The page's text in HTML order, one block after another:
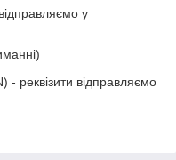
у
реквізити відправляємо